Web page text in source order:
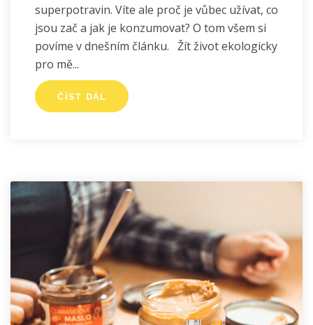
superpotravin. Víte ale proč je vůbec užívat, co
jsou zač a jak je konzumovat? O tom všem si
povíme v dnešním článku. Žít život ekologicky
pro mě
ČÍST DÁL